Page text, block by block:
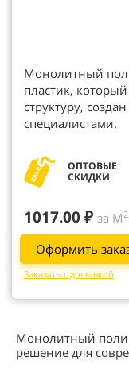
Монолитный
пластик,
структуру,
специалистами.
ОПТОВЫЕ
СКИДКИ
1017.00 ₽ за М2
Оформить
Заказать с доставкой
Монолитный
решение для